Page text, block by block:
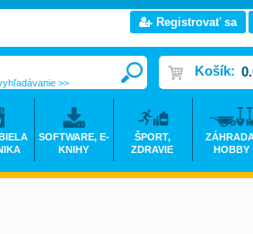
Registrovať sa
Košík:
>>
SOFTWARE, E-
KNIHY
ŠPORT,
ZDRAVIE
HOBBY